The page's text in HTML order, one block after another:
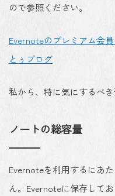
ので参照ください。
Evernoteのプレミアム会
とぅブログ
私から、特に気にするべ
ノートの総容量
Evernoteを利用するにあ
ん。Evernoteに保存して